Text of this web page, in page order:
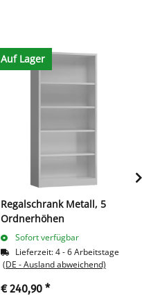
Auf Lager
Regalschrank Metall, 5
Ordnerhöhen
Sofort verfügbar
Lieferzeit:4 - 6 Arbeitstage
(DE - Ausland abweichend)
€ 240,90 *